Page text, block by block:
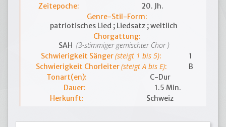
Zeitepoche:
20. Jh.
Genre-Stil-Form:
patriotisches Lied ; Liedsatz ; weltlich
Chorgattung:
SAH (3-stimmiger gemischter Chor )
Schwierigkeit Sänger(steigt 1 bis 5):
1
Schwierigkeit Chorleiter(steigt A bis E):
B
Tonart(en):
C-Dur
Dauer:
1.5 Min.
Herkunft:
Schweiz